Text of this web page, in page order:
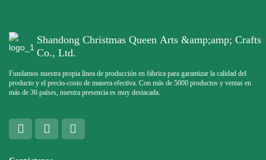
Shandong Christmas Queen Arts &amp;amp; Crafts
Co., Ltd.
Fundamos nuestra propia línea de producción en fábrica para garantizar la calidad del
producto y el precio-costo de manera efectiva. Con más de 5000 productos y ventas en
más de 36 países, nuestra presencia es muy destacada.